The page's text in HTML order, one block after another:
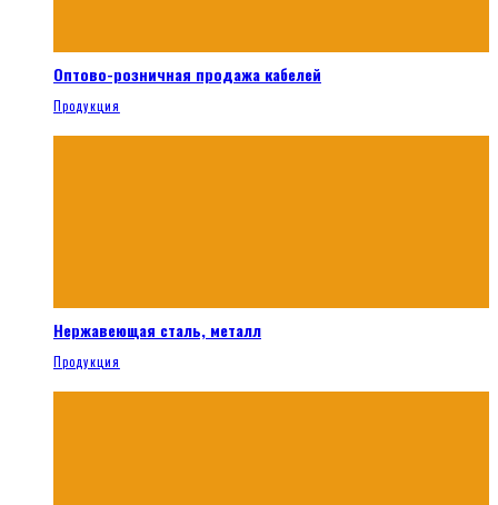
Оптово-розничная продажа кабелей
Продукция
Нержавеющая сталь, металл
Продукция